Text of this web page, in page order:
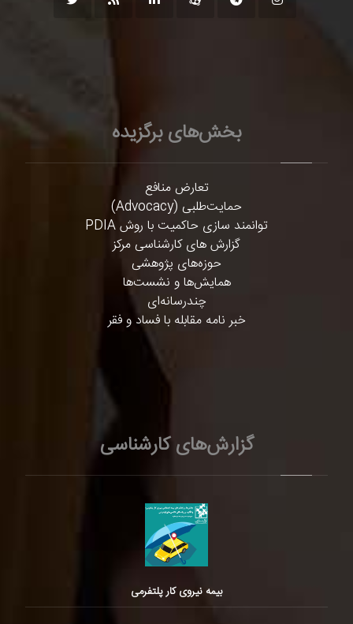
بخش‌های برگزیده
تعارض منافع
حمایت‌طلبی (Advocacy)
توانمند سازی حاکمیت با روش PDIA
گزارش های کارشناسی مرکز
حوزه‌های پژوهشی
همایش‌ها و نشست‌ها
چندرسانه‌ای
خبر نامه مقابله با فساد و فقر
گزارش‌های کارشناسی
بیمه نیروی کار پلتفرمی